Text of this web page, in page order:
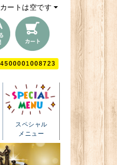
カートは空です
スペシャル
メニュー